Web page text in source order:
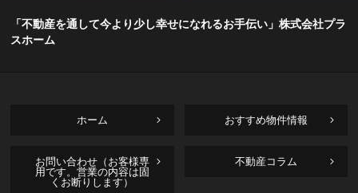
「不動産を通して今より少し幸せになれるお手伝い」株式会社プラ
スホーム
ホーム おすすめ物件情報
お問い合わせ（お客様専
用です。営業の内容は固
くお断りします）
不動産コラム